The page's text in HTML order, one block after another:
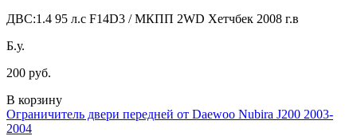
ДВС:1.4 95 л.с F14D3 / МКПП 2WD Хетчбек 2008 г.в
Б.у.
200 руб.
В корзину
Ограничитель двери передней от Daewoo Nubira J200 2003-
2004